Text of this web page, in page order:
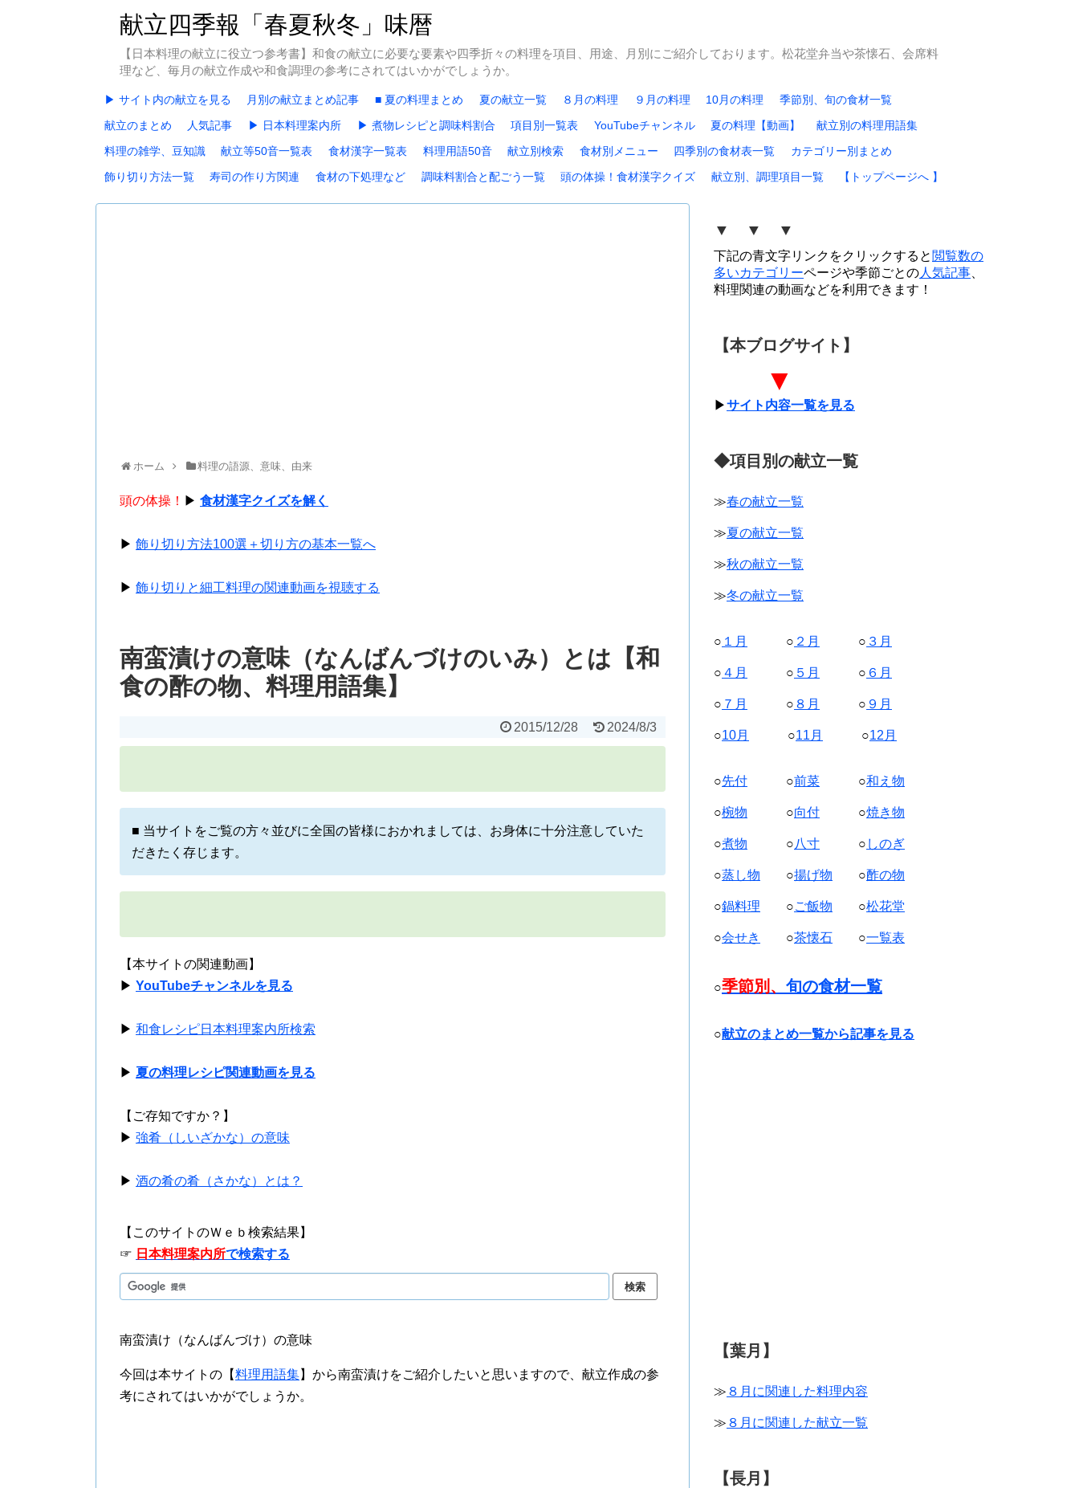
献立四季報「春夏秋冬」味暦
【日本料理の献立に役立つ参考書】和食の献立に必要な要素や四季折々の料理を項目、用途、月別にご紹介しております。松花堂弁当や茶懐石、会席料
理など、毎月の献立作成や和食調理の参考にされてはいかがでしょうか。
▶ サイト内の献立を見る 月別の献立まとめ記事 ■ 夏の料理まとめ 夏の献立一覧 ８月の料理 ９月の料理 10月の料理
季節別、旬の食材一覧
献立のまとめ
人気記事 ▶ 日本料理案内所 ▶ 煮物レシピと調味料割合 項目別一覧表 YouTubeチャンネル 夏の料理【動画】
献立別の料理用語集
料理の雑学、豆知識
献立等50音一覧表 食材漢字一覧表 料理用語50音 献立別検索 食材別メニュー 四季別の食材表一覧
カテゴリー別まとめ
飾り切り方法一覧
寿司の作り方関連 食材の下処理など 調味料割合と配ごう一覧 頭の体操！食材漢字クイズ 献立別、調理項目一覧 【トップページへ 】
ホーム 料理の語源、意味、由来
頭の体操！ ▶ 食材漢字クイズを解く
▶ 飾り切り方法100選＋切り方の基本一覧へ
▶ 飾り切りと細工料理の関連動画を視聴する
南蛮漬けの意味（なんばんづけのいみ）とは【和
食の酢の物、料理用語集】
2015/12/28 2024/8/3
■ 当サイトをご覧の方々並びに全国の皆様におかれましては、お身体に十分注意していた
だきたく存じます。
【本サイトの関連動画】
▶ YouTubeチャンネルを見る
▶ 和食レシピ日本料理案内所検索
▶ 夏の料理レシピ関連動画を見る
【ご存知ですか？】
▶ 強肴（しいざかな）の意味
▶ 酒の肴の肴（さかな）とは？
【このサイトのＷｅｂ検索結果】
☞ 日本料理案内所で検索する
南蛮漬け（なんばんづけ）の意味
今回は本サイトの【料理用語集】から南蛮漬けをご紹介したいと思いますので、献立作成の参
考にされてはいかがでしょうか。
▼ ▼ ▼
下記の青文字リンクをクリックすると 閲覧数の
多いカテゴリーページや季節ごとの人気記事
料理関連の動画などを利用できます！
【本ブログサイト】
▼
▶サイト内容一覧を見る
◆項目別の献立一覧
≫春の献立一覧
≫夏の献立一覧
≫秋の献立一覧
≫冬の献立一覧
○ １月 ○ ２月 ○ ３月
○ ４月 ○ ５月 ○ ６月
○ ７月 ○ ８月 ○ ９月
○10月 ○11月 ○12月
○先付 ○前菜 ○和え物
○椀物 ○向付 ○焼き物
○煮物 ○八寸 ○ しのぎ
○蒸し物 ○揚げ物 ○酢の物
○鍋料理 ○ご飯物 ○松花堂
○会せき ○茶懐石 ○一覧表
○季節別、 旬の食材一覧
○献立のまとめ一覧から記事を見る
【葉月】
≫ ８月に関連した料理内容
≫ ８月に関連した献立一覧
【長月】